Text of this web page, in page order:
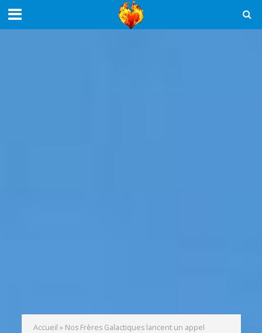
Accueil » Nos Frères Galactiques lancent un appel